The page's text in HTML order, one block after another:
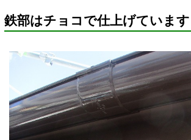
鉄部はチョコで仕上げています